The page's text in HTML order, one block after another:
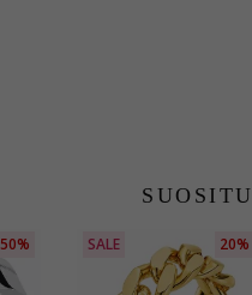
50% SALE 20%